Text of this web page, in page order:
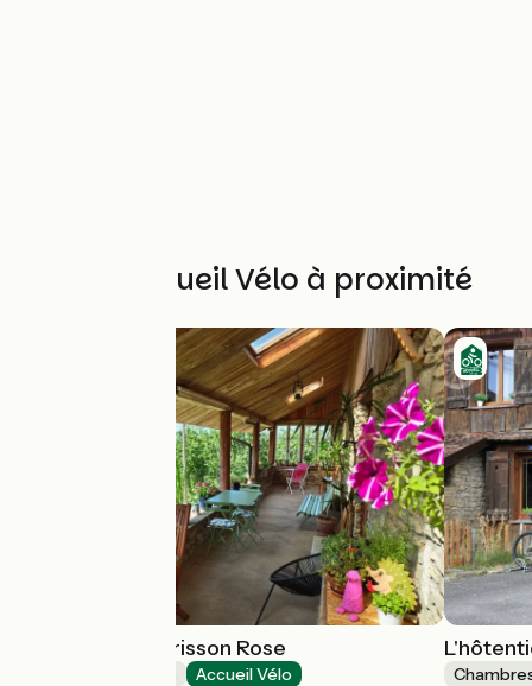
Autres Accueil Vélo à proximité
La ferme du Hérisson Rose
Accueil Vélo